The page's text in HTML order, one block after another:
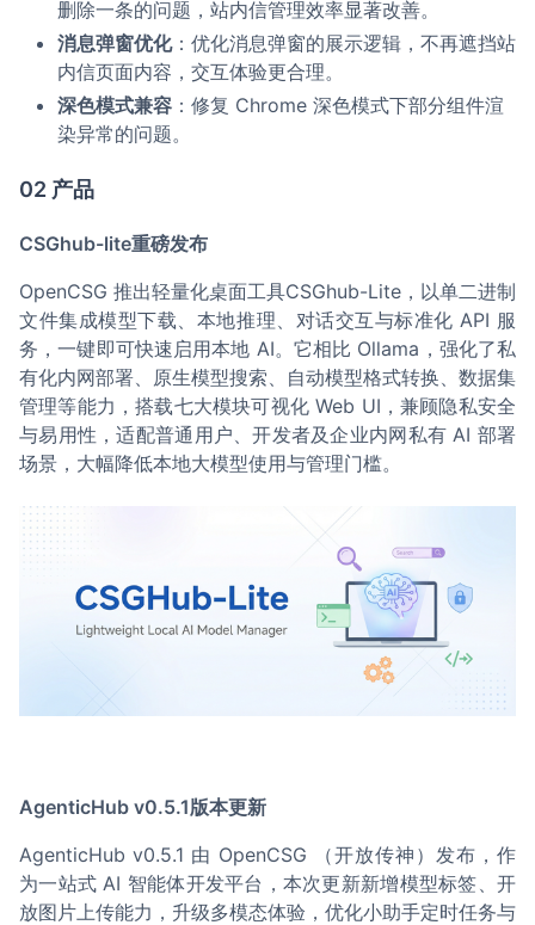
删除一条的问题，站内信管理效率显著改善。
消息弹窗优化：优化消息弹窗的展示逻辑，不再遮挡站
内信页面内容，交互体验更合理。
深色模式兼容 ：修复 Chrome 深色模式下部分组件渲
染异常的问题。
02 产品
CSGhub-lite重磅发布
OpenCSG 推出轻量化桌面工具CSGhub-Lite，以单二进制
文件集成模型下载、本地推理、对话交互与标准化 API 服
务，一键即可快速启用本地 AI。它相比 Ollama，强化了私
有化内网部署、原生模型搜索、自动模型格式转换、数据集
管理等能力，搭载七大模块可视化 Web UI，兼顾隐私安全
与易用性，适配普通用户、开发者及企业内网私有 AI 部署
场景，大幅降低本地大模型使用与管理门槛。
AgenticHub v0.5.1版本更新
AgenticHub v0.5.1 由 OpenCSG （开放传神）发布，作
为一站式 AI 智能体开发平台，本次更新新增模型标签、开
放图片上传能力，升级多模态体验，优化小助手定时任务与